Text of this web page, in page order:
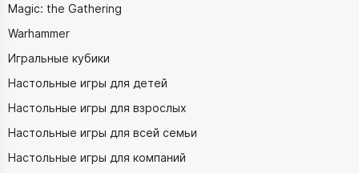
Magic: the Gathering
Warhammer
Игральные кубики
Настольные игры для детей
Настольные игры для взрослых
Настольные игры для всей семьи
Настольные игры для компаний